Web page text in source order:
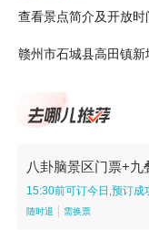
查看景点简介及开放时
赣州市石城县高田镇新
八卦脑景区门票+
15:30前可订今日,预订成
随时退 需换票